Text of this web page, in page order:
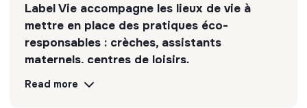
Prendre des initiatives et être force de proposition.
Adaptabilité
Esprit entrepreneurial & collaboratif
Label Vie accompagne les lieux de vie à
mettre en place des pratiques éco-
responsables : crèches, assistants
maternels, centres de loisirs.
Discover
Read more